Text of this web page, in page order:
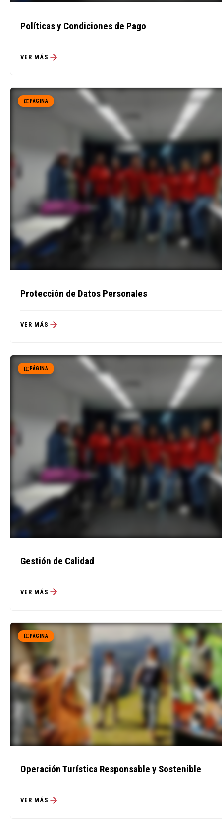
Políticas y Condiciones de Pago
VER MÁS
PÁGINA
Protección de Datos Personales
VER MÁS
PÁGINA
Gestión de Calidad
VER MÁS
PÁGINA
Operación Turística Responsable y Sostenible
VER MÁS